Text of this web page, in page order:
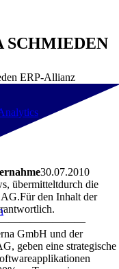
SCHMIEDEN
ERP-Allianz
30.07.2010
übermitteltdurch die
den Inhalt der
GmbH und der
geben eine strategische